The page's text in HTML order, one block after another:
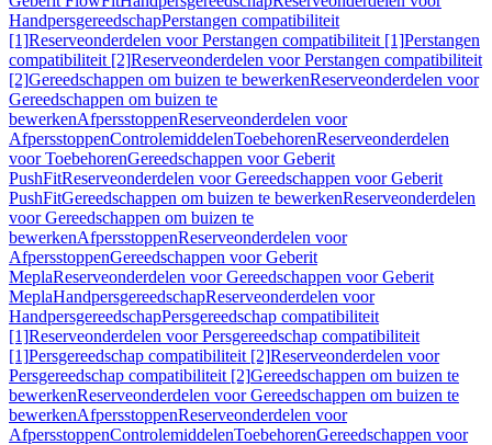
HandpersgereedschapPerstangen compatibiliteit
[1]Reserveonderdelen voor Perstangen compatibiliteit [1]Perstangen
compatibiliteit [2]Reserveonderdelen voor Perstangen compatibiliteit
[2]Gereedschappen om buizen te bewerkenReserveonderdelen voor
Gereedschappen om buizen te
bewerkenAfpersstoppenReserveonderdelen voor
AfpersstoppenControlemiddelenToebehorenReserveonderdelen
voor ToebehorenGereedschappen voor Geberit
PushFitReserveonderdelen voor Gereedschappen voor Geberit
PushFitGereedschappen om buizen te bewerkenReserveonderdelen
voor Gereedschappen om buizen te
bewerkenAfpersstoppenReserveonderdelen voor
AfpersstoppenGereedschappen voor Geberit
MeplaReserveonderdelen voor Gereedschappen voor Geberit
MeplaHandpersgereedschapReserveonderdelen voor
HandpersgereedschapPersgereedschap compatibiliteit
[1]Reserveonderdelen voor Persgereedschap compatibiliteit
[1]Persgereedschap compatibiliteit [2]Reserveonderdelen voor
Persgereedschap compatibiliteit [2]Gereedschappen om buizen te
bewerkenReserveonderdelen voor Gereedschappen om buizen te
bewerkenAfpersstoppenReserveonderdelen voor
AfpersstoppenControlemiddelenToebehorenGereedschappen voor